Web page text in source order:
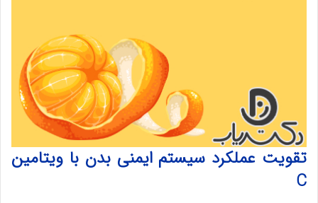
تقویت عملکرد سیستم ایمنی بدن با ویتامین
C